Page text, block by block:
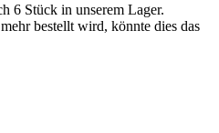
6 Stück in unserem Lager.
bestellt wird, könnte dies das